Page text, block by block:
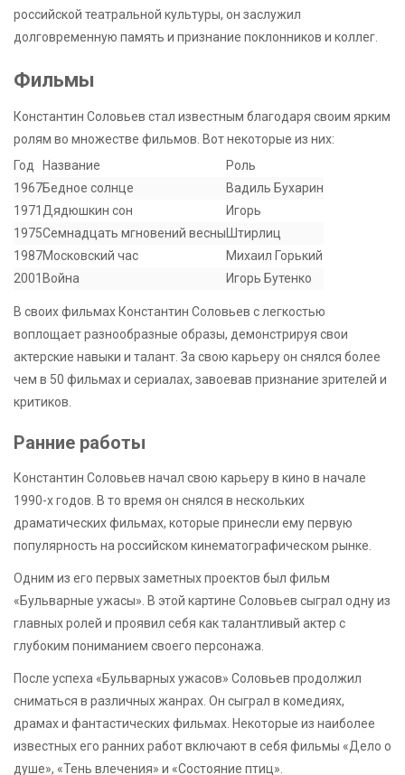
российской театральной культуры, он заслужил
долговременную память и признание поклонников и коллег.
Фильмы
Константин Соловьев стал известным благодаря своим ярким
ролям во множестве фильмов. Вот некоторые из них:
Год
Название
Роль
1967Бедное солнце
Вадиль Бухарин
1971 Дядюшкин сон
Игорь
1975Семнадцать мгновений весныШтирлиц
1987Московский час
Михаил Горький
2001 Война Игорь Бутенко
В своих фильмах Константин Соловьев с легкостью
воплощает разнообразные образы, демонстрируя свои
актерские навыки и талант. За свою карьеру он снялся более
чем в 50 фильмах и сериалах, завоевав признание зрителей и
критиков.
Ранние работы
Константин Соловьев начал свою карьеру в кино в начале
1990-х годов. В то время он снялся в нескольких
драматических фильмах, которые принесли ему первую
популярность на российском кинематографическом рынке.
Одним из его первых заметных проектов был фильм
«Бульварные ужасы». В этой картине Соловьев сыграл одну из
главных ролей и проявил себя как талантливый актер с
глубоким пониманием своего персонажа.
После успеха «Бульварных ужасов» Соловьев продолжил
сниматься в различных жанрах. Он сыграл в комедиях,
драмах и фантастических фильмах. Некоторые из наиболее
известных его ранних работ включают в себя фильмы «Дело о
душе», «Тень влечения» и «Состояние птиц».